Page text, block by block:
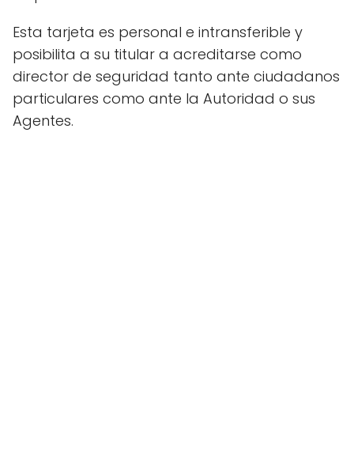
Esta tarjeta es personal e intransferible y
posibilita a su titular a acreditarse como
director de seguridad tanto ante ciudadanos
particulares como ante la Autoridad o sus
Agentes.